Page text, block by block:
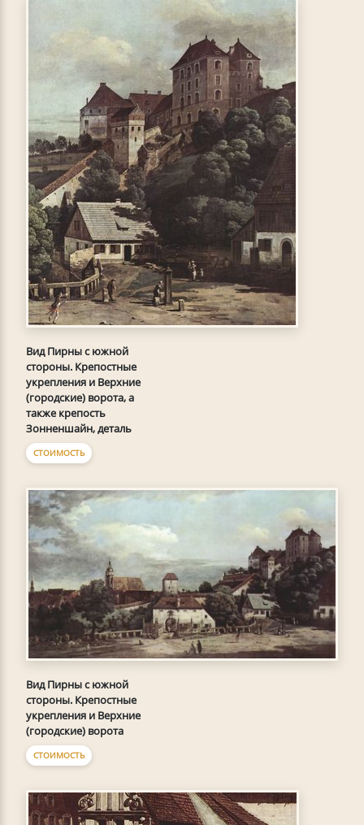
Вид Пирны с южной
стороны. Крепостные
укрепления и Верхние
(городские) ворота, а
также крепость
Зонненшайн, деталь
СТОИМОСТЬ
Вид Пирны с южной
стороны. Крепостные
укрепления и Верхние
(городские) ворота
СТОИМОСТЬ